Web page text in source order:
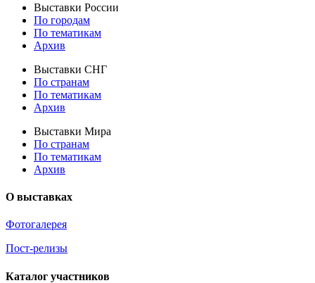
Выставки России
По городам
По тематикам
Архив
Выставки СНГ
По странам
По тематикам
Архив
Выставки Мира
По странам
По тематикам
Архив
О выставках
Фотогалерея
Пост-релизы
Каталог участников